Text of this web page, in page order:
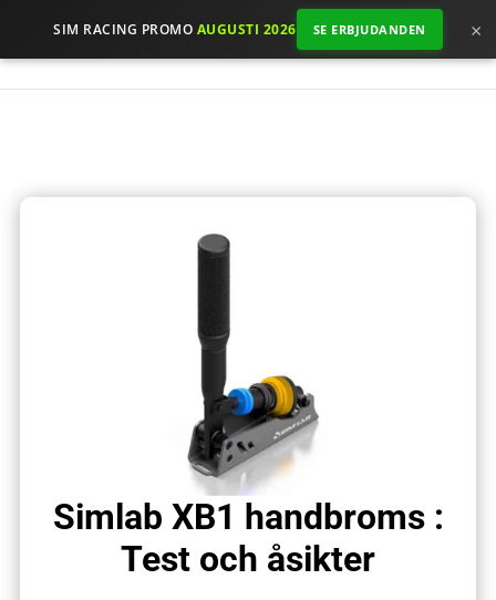
SIM RACING PROMO AUGUSTI 2026 SE ERBJUDANDEN ×
Simlab XB1 handbroms :
Test och åsikter